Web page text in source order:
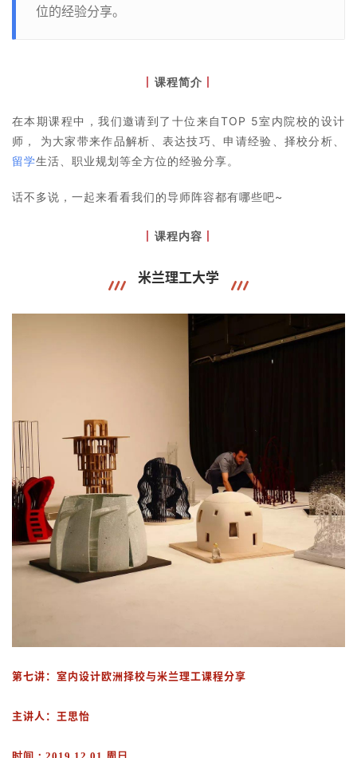
位的经验分享。
课程简介
在本期课程中，我们邀请到了十位来自TOP 5室内院校的设计
师， 为大家带来作品解析、表达技巧、申请经验、择校分析、
留学生活、职业规划等全方位的经验分享。
话不多说，一起来看看我们的导师阵容都有哪些吧~
课程内容
米兰理工大学
第七讲： 室内设计欧洲择校与米兰理工课程分享
主讲人： 王思怡